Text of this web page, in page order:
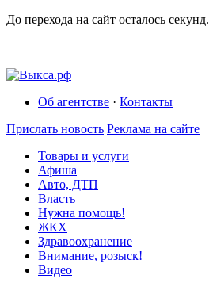
До перехода на сайт осталось секунд.
Об агентстве · Контакты
Прислать новость Реклама на сайте
Товары и услуги
Афиша
Авто, ДТП
Власть
Нужна помощь!
ЖКХ
Здравоохранение
Внимание, розыск!
Видео